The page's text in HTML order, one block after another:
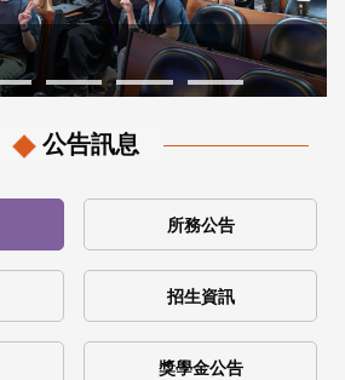
公告訊息
所務公告
招生資訊
獎學金公告